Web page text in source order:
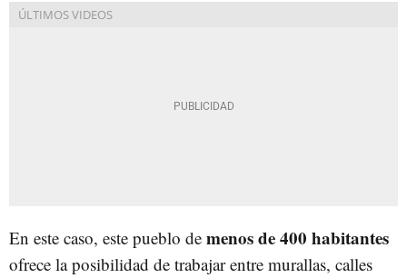
En este caso, este pueblo de menos de 400 habitantes
ofrece la posibilidad de trabajar entre murallas, calles